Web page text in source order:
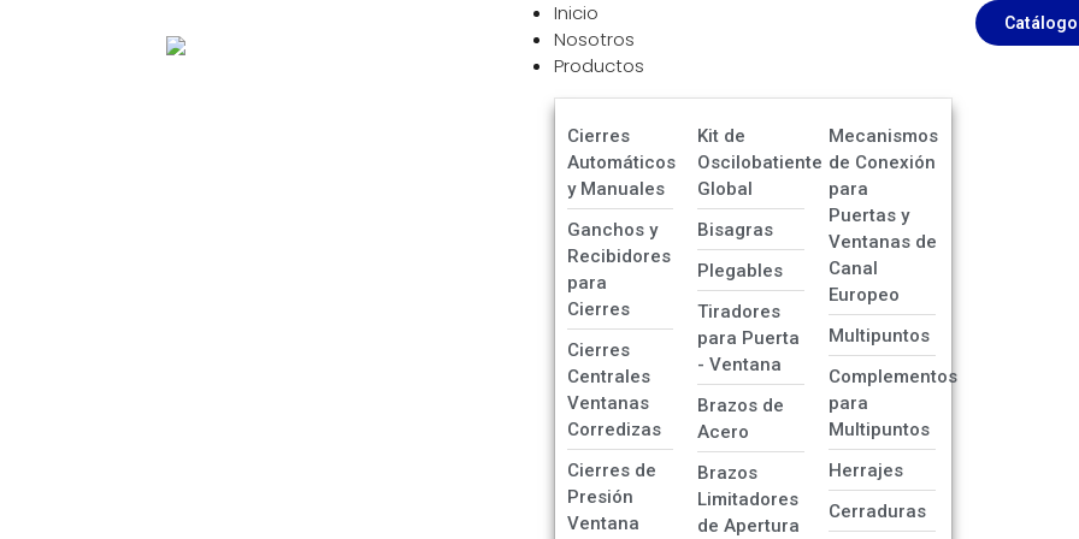
Inicio
Nosotros
Productos
Cierres
Automáticos
y Manuales
Ganchos y
Recibidores
para
Cierres
Cierres
Centrales
Ventanas
Corredizas
Cierres de
Presión
Ventana
Kit de
Oscilobatiente
Global
Bisagras
Plegables
Tiradores
para Puerta
- Ventana
Brazos de
Acero
Brazos
Limitadores
de Apertura
Mecanismos
de Conexión
para
Puertas y
Ventanas de
Canal
Europeo
Multipuntos
Complementos
para
Multipuntos
Herrajes
Cerraduras
Catálogo